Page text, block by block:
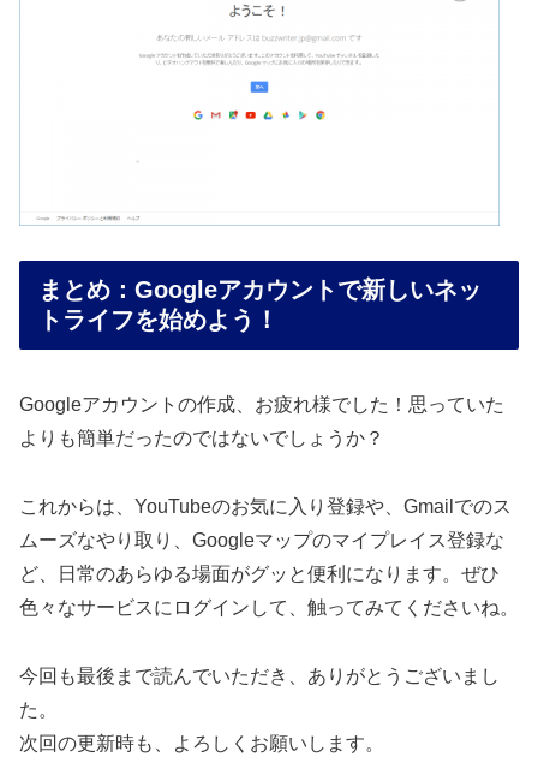
まとめ：Googleアカウントで新しいネッ
トライフを始めよう！
Googleアカウントの作成、お疲れ様でした！思っていた
よりも簡単だったのではないでしょうか？
これからは、YouTubeのお気に入り登録や、Gmailでのス
ムーズなやり取り、Googleマップのマイプレイス登録な
ど、日常のあらゆる場面がグッと便利になります。ぜひ
色々なサービスにログインして、触ってみてくださいね。
今回も最後まで読んでいただき、ありがとうございまし
た。
次回の更新時も、よろしくお願いします。